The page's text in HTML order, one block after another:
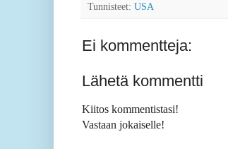
Tunnisteet: USA
Ei kommentteja:
Lähetä kommentti
Kiitos kommentistasi!
Vastaan jokaiselle!